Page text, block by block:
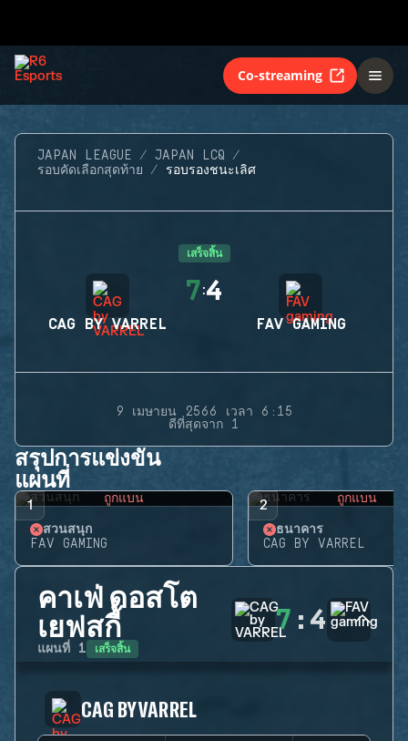
Co-streaming
JAPAN LEAGUE
JAPAN LCQ
รอบคัดเลือกสุดท้าย
รอบรองชนะเลิศ
เสร็จสิ้น
CAG BY VARREL
7:4
FAV GAMING
9 เมษายน 2566 เวลา 6:15
ดีที่สุดจาก 1
สรุปการแข่งขัน
แผนที่
1 ถูกแบน
สวนสนุก
FAV GAMING
2 ถูกแบน
ธนาคาร
CAG BY VARREL
คาเฟ่ ดอสโต
เยฟสกี้
แผนที่ 1 เสร็จสิ้น
7 : 4
CAG BY VARREL